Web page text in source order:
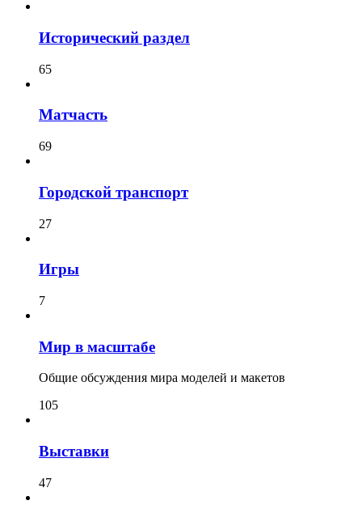
Исторический раздел
65
Матчасть
69
Городской транспорт
27
Игры
7
Мир в масштабе
Общие обсуждения мира моделей и макетов
105
Выставки
47